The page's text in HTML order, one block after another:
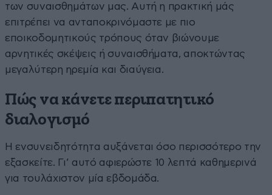
των συναισθημάτων μας. Αυτή η πρακτική μάς
επιτρέπει να ανταποκρινόμαστε με πιο
εποικοδομητικούς τρόπους όταν βιώνουμε
αρνητικές σκέψεις ή συναισθήματα, αποκτώντας
μεγαλύτερη ηρεμία και διαύγεια.
Πώς να κάνετε περιπατητικό
διαλογισμό
Η ενσυνειδητότητα αυξάνεται όσο περισσότερο την
εξασκείτε. Γι’ αυτό αφιερώστε 10 λεπτά καθημερινά
για τουλάχιστον μία εβδομάδα.